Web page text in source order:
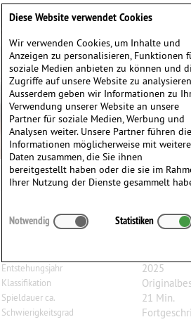
Six Waltzes, für Bratsche und
Entstehungsjahr 2025
Klassifikation
Spieldauer ca. 21 Min.
Schwierigkeitsgrad
Diese Website verwendet Cookies
Wir verwenden Cookies, um Inhalte und
Anzeigen zu personalisieren, Funktionen
soziale Medien anbieten zu können und
Zugriffe auf unsere Website zu
Ausserdem geben wir Informationen zu
Verwendung unserer Website an unsere
Partner für soziale Medien, Werbung und
Analysen weiter. Unsere Partner führen
Informationen möglicherweise mit
Daten zusammen, die Sie ihnen
bereitgestellt haben oder die sie im
Ihrer Nutzung der Dienste gesammelt
Notwendig Statistiken